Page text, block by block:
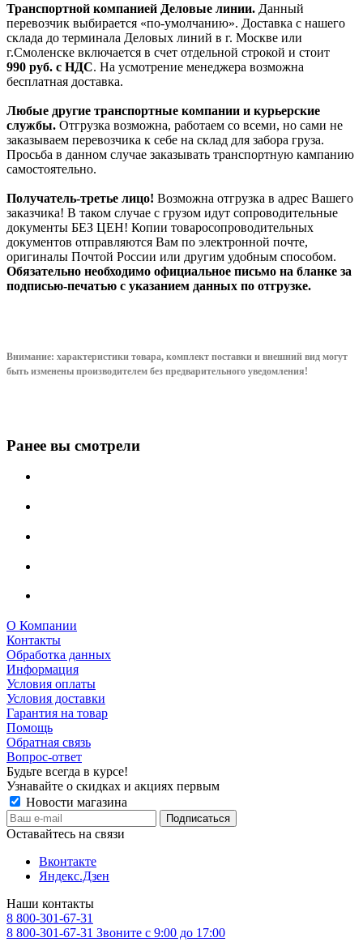
Транспортной компанией Деловые линии. Данный
перевозчик выбирается «по-умолчанию». Доставка с нашего
склада до терминала Деловых линий в г. Москве или
г.Смоленске включается в счет отдельной строкой и стоит
990 руб. с НДС. На усмотрение менеджера возможна
бесплатная доставка.
Любые другие транспортные компании и курьерские
службы. Отгрузка возможна, работаем со всеми, но сами не
заказываем перевозчика к себе на склад для забора груза.
Просьба в данном случае заказывать транспортную кампанию
самостоятельно.
Получатель-третье лицо! Возможна отгрузка в адрес Вашего
заказчика! В таком случае с грузом идут сопроводительные
документы БЕЗ ЦЕН! Копии товаросопроводительных
документов отправляются Вам по электронной почте,
оригиналы Почтой России или другим удобным способом.
Обязательно необходимо официальное письмо на бланке за
подписью-печатью с указанием данных по отгрузке.
Внимание: характеристики товара, комплект поставки и внешний вид могут
быть изменены производителем без предварительного уведомления!
Ранее вы смотрели
О Компании
Контакты
Обработка данных
Информация
Условия оплаты
Условия доставки
Гарантия на товар
Помощь
Обратная связь
Вопрос-ответ
Будьте всегда в курсе!
Узнавайте о скидках и акциях первым
Новости магазина
Оставайтесь на связи
Вконтакте
Яндекс.Дзен
Наши контакты
8 800-301-67-31
8 800-301-67-31 Звоните с 9:00 до 17:00